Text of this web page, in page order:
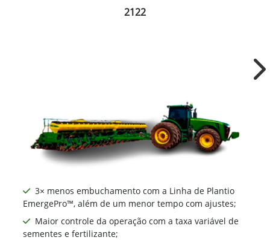
2122
3× menos embuchamento com a Linha de Plantio
EmergePro™, além de um menor tempo com ajustes;
Maior controle da operação com a taxa variável de
sementes e fertilizante;